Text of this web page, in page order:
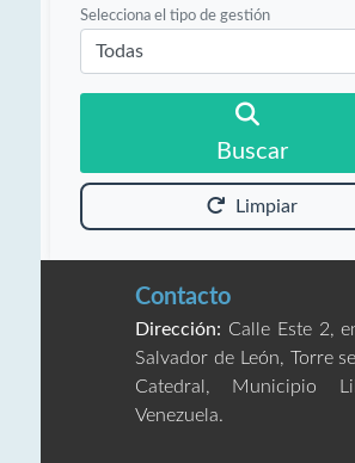
Selecciona el tipo de gestión
Buscar
Limpiar
Contacto
Dirección: Calle Este 2,
Salvador de León, Torre
Catedral, Municipio
Venezuela.